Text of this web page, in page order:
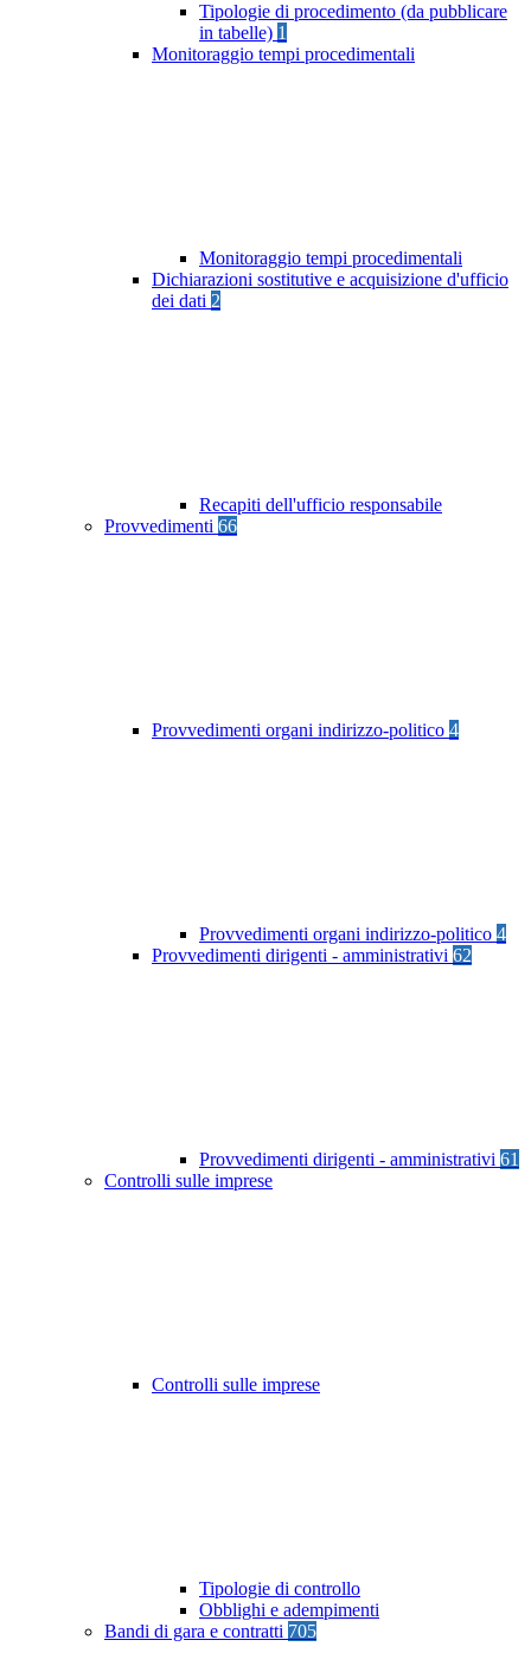
Tipologie di procedimento (da pubblicare
in tabelle) 1
Monitoraggio tempi procedimentali
Monitoraggio tempi procedimentali
Dichiarazioni sostitutive e acquisizione d'ufficio
dei dati 2
Recapiti dell'ufficio responsabile
Provvedimenti 66
Provvedimenti organi indirizzo-politico 4
Provvedimenti organi indirizzo-politico 4
Provvedimenti dirigenti - amministrativi 62
Provvedimenti dirigenti - amministrativi 61
Controlli sulle imprese
Controlli sulle imprese
Tipologie di controllo
Obblighi e adempimenti
Bandi di gara e contratti 705